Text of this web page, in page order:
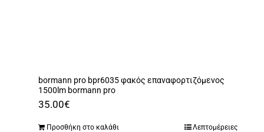
bormann pro bpr6035 φακός επαναφορτιζόμενος
1500lm bormann pro
35.00€
Προσθήκη στο καλάθι Λεπτομέρειες